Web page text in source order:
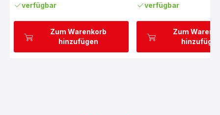
Zum Warenkorb
hinzufügen
verfügbar
Zum
verfügbar